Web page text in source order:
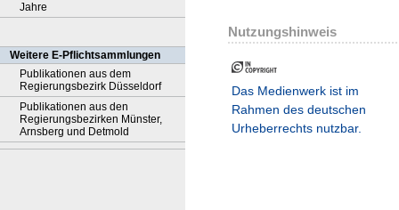
Jahre
Weitere E-Pflichtsammlungen
Publikationen aus dem
Regierungsbezirk Düsseldorf
Publikationen aus den
Regierungsbezirken Münster,
Arnsberg und Detmold
Nutzungshinweis
Das Medienwerk ist im
Rahmen des deutschen
Urheberrechts nutzbar.